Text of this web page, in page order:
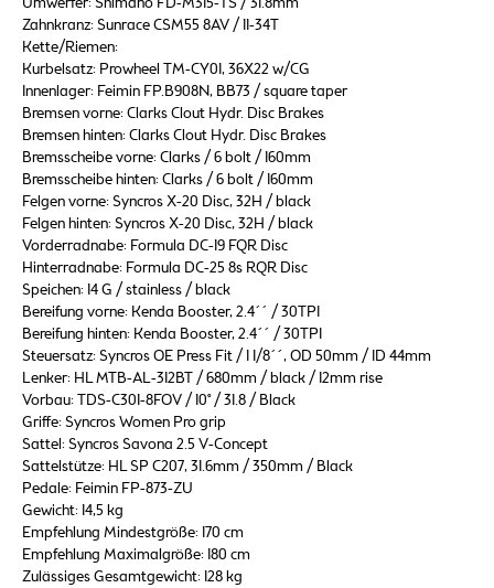
Zahnkranz: Sunrace CSM55 8AV / 11-34T
Kette/Riemen:
Kurbelsatz: Prowheel TM-CY01, 36X22 w/CG
Innenlager: Feimin FP.B908N, BB73 / square taper
Bremsen vorne: Clarks Clout Hydr. Disc Brakes
Bremsen hinten: Clarks Clout Hydr. Disc Brakes
Bremsscheibe vorne: Clarks / 6 bolt / 160mm
Bremsscheibe hinten: Clarks / 6 bolt / 160mm
Felgen vorne: Syncros X-20 Disc, 32H / black
Felgen hinten: Syncros X-20 Disc, 32H / black
Vorderradnabe: Formula DC-19 FQR Disc
Hinterradnabe: Formula DC-25 8s RQR Disc
Speichen: 14 G / stainless / black
Bereifung vorne: Kenda Booster, 2.4´´ / 30TPI
Bereifung hinten: Kenda Booster, 2.4´´ / 30TPI
Steuersatz: Syncros OE Press Fit / 1 1/8´´, OD 50mm / ID 44mm
Lenker: HL MTB-AL-312BT / 680mm / black / 12mm rise
Vorbau: TDS-C301-8FOV / 10° / 31.8 / Black
Griffe: Syncros Women Pro grip
Sattel: Syncros Savona 2.5 V-Concept
Sattelstütze: HL SP C207, 31.6mm / 350mm / Black
Pedale: Feimin FP-873-ZU
Gewicht: 14,5 kg
Empfehlung Mindestgröße: 170 cm
Empfehlung Maximalgröße: 180 cm
Zulässiges Gesamtgewicht: 128 kg